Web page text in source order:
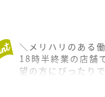
＼メリハリのある
18時半終業の店舗
望の方にぴったりで
【店舗情報と応需